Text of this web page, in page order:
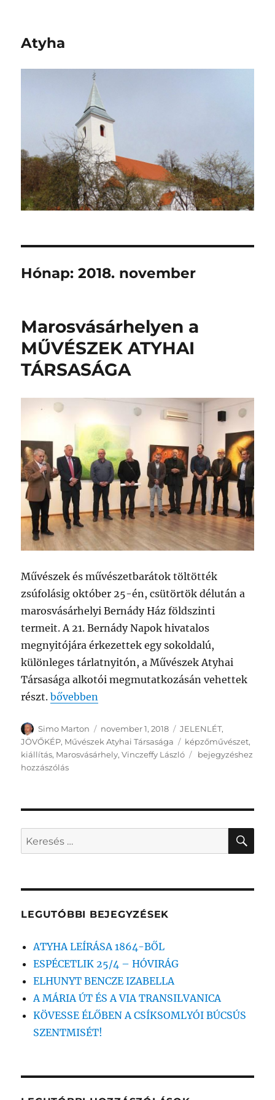
Atyha
Hónap:2018. november
Marosvásárhelyen a
MŰVÉSZEK ATYHAI
TÁRSASÁGA
Művészek és művészetbarátok töltötték
zsúfolásig október 25-én, csütörtök délután a
marosvásárhelyi Bernády Ház földszinti
termeit. A 21. Bernády Napok hivatalos
megnyitójára érkezettek egy sokoldalú,
különleges tárlatnyitón, a Művészek Atyhai
Társasága alkotói megmutatkozásán vehettek
részt.„Marosvásárhelyen a MŰVÉSZEK ATYHAI
bővebben
Szerző
Simo Marton Közzétéve
november 1, 2018 Kategória
JELENLÉT,
JÖVŐKÉP, Művészek Atyhai Társasága Címke
képzőművészet,
kiállítás, Marosvásárhely,Vinczeffy László
Marosvásárhelyen
bejegyzéshez
hozzászólás
Keresés
a
kifejezésre:
LEGUTÓBBI BEJEGYZÉSEK
ATYHA LEÍRÁSA 1864-BŐL
ESPÉCETLIK 25/4 – HÓVIRÁG
ELHUNYT BENCZE IZABELLA
A MÁRIA ÚT ÉS A VIA TRANSILVANICA
KÖVESSE ÉLŐBEN A CSÍKSOMLYÓI BÚCSÚS
SZENTMISÉT!